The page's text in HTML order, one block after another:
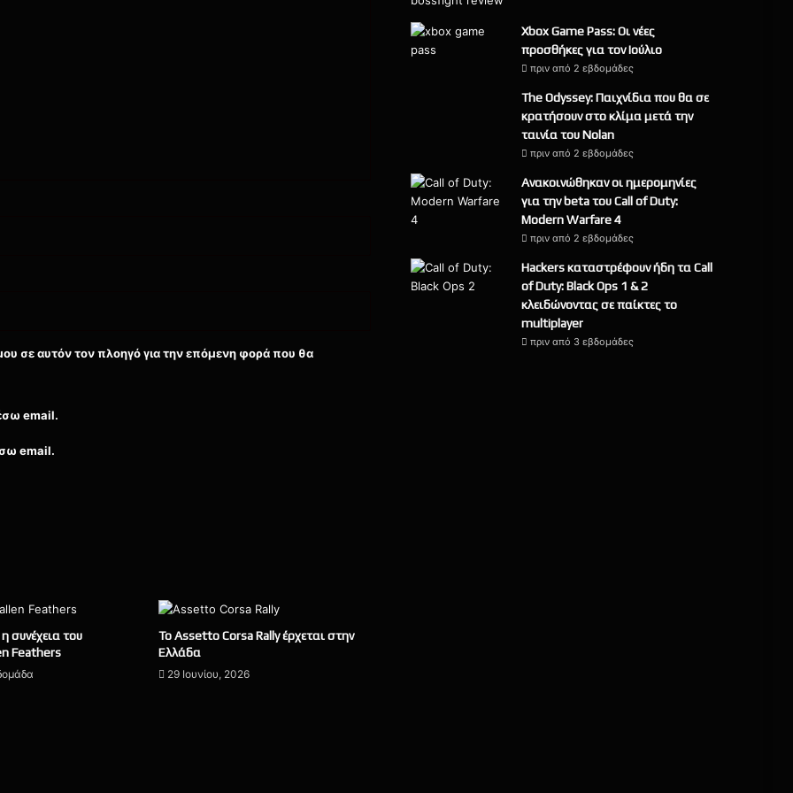
σε αυτόν τον πλοηγό για την επόμενη φορά που θα
email.
email.
συνέχεια του
Feathers
Το Assetto Corsa Rally έρχεται στην
Ελλάδα
29 Ιουνίου, 2026
Xbox Game Pass: Οι νέες
προσθήκες για τον Ιούλιο
πριν από 2 εβδομάδες
The Odyssey: Παιχνίδια που θα σε
κρατήσουν στο κλίμα μετά την
ταινία του Nolan
πριν από 2 εβδομάδες
Ανακοινώθηκαν οι ημερομηνίες
για την beta του Call of Duty:
Modern Warfare 4
πριν από 2 εβδομάδες
Hackers καταστρέφουν ήδη τα Call
of Duty: Black Ops 1 & 2
κλειδώνοντας σε παίκτες το
multiplayer
πριν από 3 εβδομάδες